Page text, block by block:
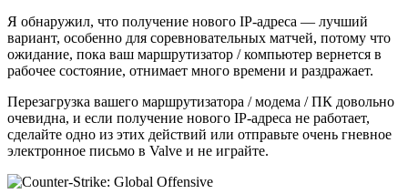
Я обнаружил, что получение нового IP-адреса — лучший
вариант, особенно для соревновательных матчей, потому что
ожидание, пока ваш маршрутизатор / компьютер вернется в
рабочее состояние, отнимает много времени и раздражает.
Перезагрузка вашего маршрутизатора / модема / ПК довольно
очевидна, и если получение нового IP-адреса не работает,
сделайте одно из этих действий или отправьте очень гневное
электронное письмо в Valve и не играйте.